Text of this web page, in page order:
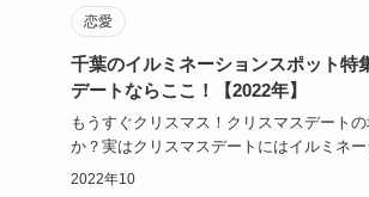
恋愛
千葉のイルミネーションスポット特
デートならここ！【2022年】
もうすぐクリスマス！クリスマスデート
か？実はクリスマスデートにはイルミネー
千葉がおすすめ…
2022年10